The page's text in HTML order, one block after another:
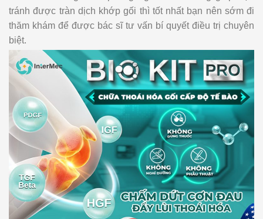
tránh được tràn dịch khớp gối thì tốt nhất bạn nên sớm đi
thăm khám để được bác sĩ tư vấn bí quyết điều trị chuyên
biệt.